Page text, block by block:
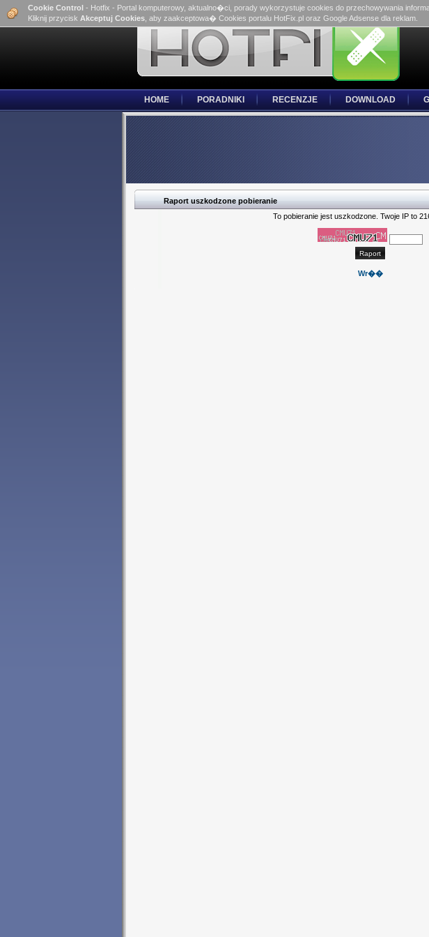
Cookie Control - Hotfix - Portal komputerowy, aktualno�ci, porady wykorzystuje cookies do przechowywania
Kliknij przycisk Akceptuj Cookies , aby zaakceptowa� Cookies portalu HotFix.pl oraz Google Adsense dla reklam.
HOME PORADNIKI RECENZJE DOWNLOAD
Raport uszkodzone pobieranie
To pobieranie jest uszkodzone. Twoje IP to
Wr��